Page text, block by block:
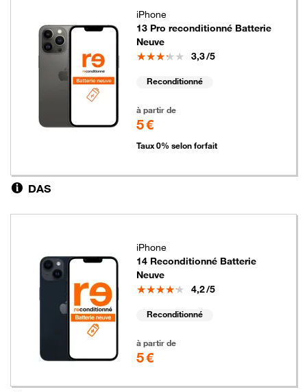
iPhone
13 Pro reconditionné Batterie
Neuve
Note
3,3/5
Reconditionné
à partir de
5 €
Taux 0% selon forfait
DAS
iPhone
14 Reconditionné Batterie
Neuve
Note
4,2/5
Reconditionné
à partir de
5 €